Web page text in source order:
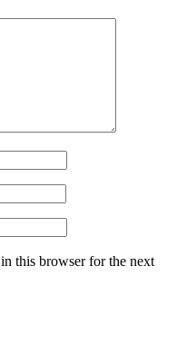
this browser for the next